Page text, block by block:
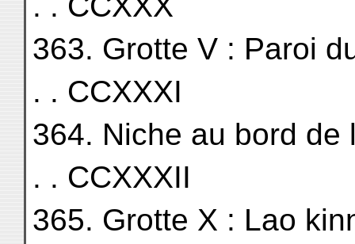
363. Grotte V : Paroi
. . CCXXXI
364. Niche au bord de
. . CCXXXII
365. Grotte X : Lao